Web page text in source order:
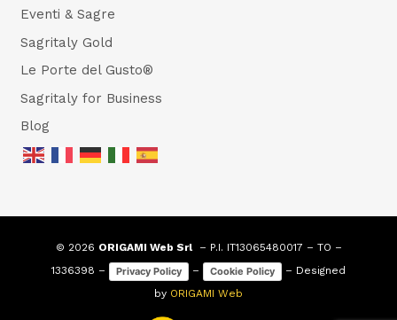
Eventi & Sagre
Sagritaly Gold
Le Porte del Gusto®
Sagritaly for Business
Blog
© 2026 ORIGAMI Web Srl– P.I. IT13065480017 – TO –
1336398 –
Privacy Policy – Cookie Policy
– Designed
by ORIGAMI Web